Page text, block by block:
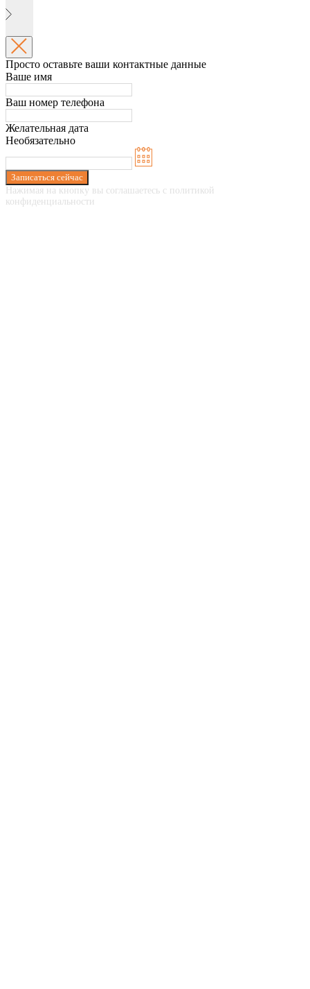
Просто оставьте ваши контактные данные
Ваше имя
Ваш номер телефона
Желательная дата
Необязательно
Записаться сейчас
Нажимая на кнопку вы соглашаетесь с политикой
конфиденциальности